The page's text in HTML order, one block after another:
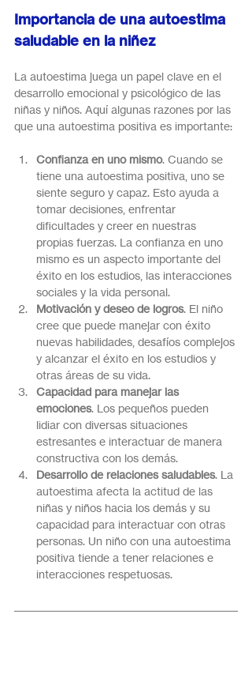
Importancia de una autoestima
saludable en la niñez
La autoestima juega un papel clave en el
desarrollo emocional y psicológico de las
niñas y niños. Aquí algunas razones por las
que una autoestima positiva es importante:
Confianza en uno mismo. Cuando se
tiene una autoestima positiva, uno se
siente seguro y capaz. Esto ayuda a
tomar decisiones, enfrentar
dificultades y creer en nuestras
propias fuerzas. La confianza en uno
mismo es un aspecto importante del
éxito en los estudios, las interacciones
sociales y la vida personal.
Motivación y deseo de logros. El niño
cree que puede manejar con éxito
nuevas habilidades, desafíos complejos
y alcanzar el éxito en los estudios y
otras áreas de su vida.
Capacidad para manejar las
emociones. Los pequeños pueden
lidiar con diversas situaciones
estresantes e interactuar de manera
constructiva con los demás.
Desarrollo de relaciones saludables. La
autoestima afecta la actitud de las
niñas y niños hacia los demás y su
capacidad para interactuar con otras
personas. Un niño con una autoestima
positiva tiende a tener relaciones e
interacciones respetuosas.